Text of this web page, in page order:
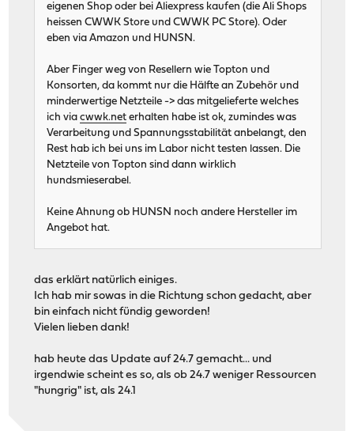
eigenen Shop oder bei Aliexpress kaufen (die Ali Shops
heissen CWWK Store und CWWK PC Store). Oder
eben via Amazon und HUNSN.
Aber Finger weg von Resellern wie Topton und
Konsorten, da kommt nur die Hälfte an Zubehör und
minderwertige Netzteile -> das mitgelieferte welches
ich viacwwk.net erhalten habe ist ok, zumindes was
Verarbeitung und Spannungsstabilität anbelangt, den
Rest hab ich bei uns im Labor nicht testen lassen. Die
Netzteile von Topton sind dann wirklich
hundsmieserabel.
Keine Ahnung ob HUNSN noch andere Hersteller im
Angebot hat.
das erklärt natürlich einiges.
Ich hab mir sowas in die Richtung schon gedacht, aber
bin einfach nicht fündig geworden!
Vielen lieben dank!
hab heute das Update auf 24.7 gemacht... und
irgendwie scheint es so, als ob 24.7 weniger Ressourcen
"hungrig" ist, als 24.1